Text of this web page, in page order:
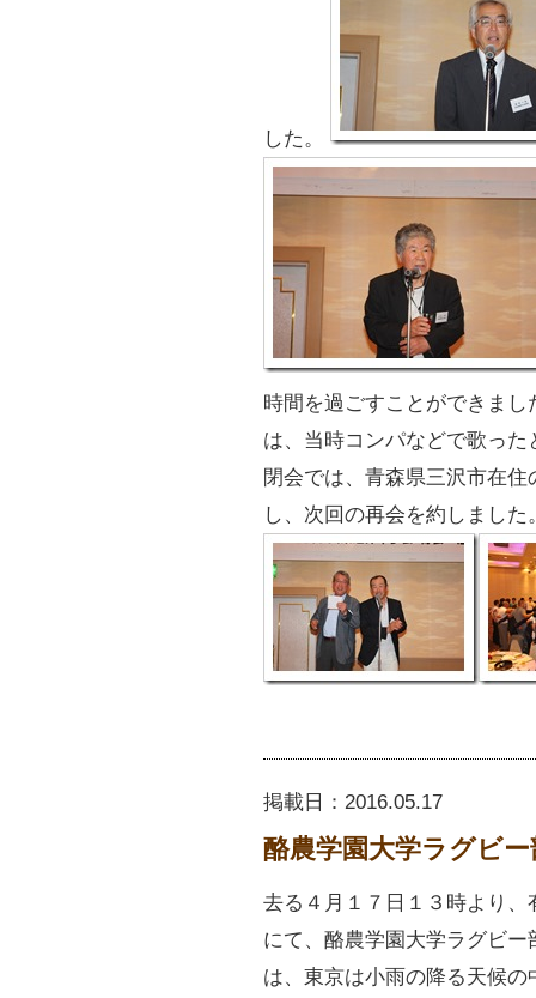
した。
時間を過ごすことができま
は、当時コンパなどで歌っ
閉会では、青森県三沢市在
し、次回の再会を約しまし
掲載日： 2016.05.17
酪農学園大学ラグビ
去る４月１７日１３時より
にて、酪農学園大学ラグビ
は、東京は小雨の降る天候の